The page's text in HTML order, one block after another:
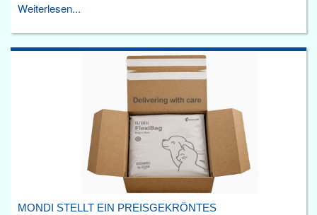
Weiterlesen...
MONDI STELLT EIN PREISGEKRÖNTES